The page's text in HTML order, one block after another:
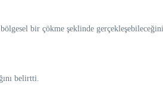
bir çökme şeklinde
belirtti.